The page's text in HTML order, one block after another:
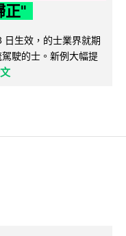
正"
生效，的士業界就期
駛的士。新例大幅提